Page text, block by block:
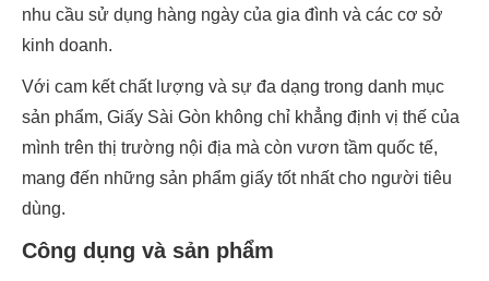
nhu cầu sử dụng hàng ngày của gia đình và các cơ sở
kinh doanh.
Với cam kết chất lượng và sự đa dạng trong danh mục
sản phẩm, Giấy Sài Gòn không chỉ khẳng định vị thế của
mình trên thị trường nội địa mà còn vươn tầm quốc tế,
mang đến những sản phẩm giấy tốt nhất cho người tiêu
dùng.
Công dụng và sản phẩm